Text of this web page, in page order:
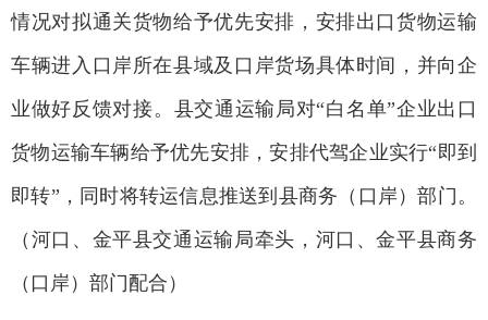
情况对拟通关货物给予优先安排，安排出口货物运输
车辆进入口岸所在县域及口岸货场具体时间，并向企
业做好反馈对接。县交通运输局对“白名单”企业出口
货物运输车辆给予优先安排，安排代驾企业实行“即到
即转”，同时将转运信息推送到县商务（口岸）部门。
（河口、金平县交通运输局牵头，河口、金平县商务
（口岸）部门配合）